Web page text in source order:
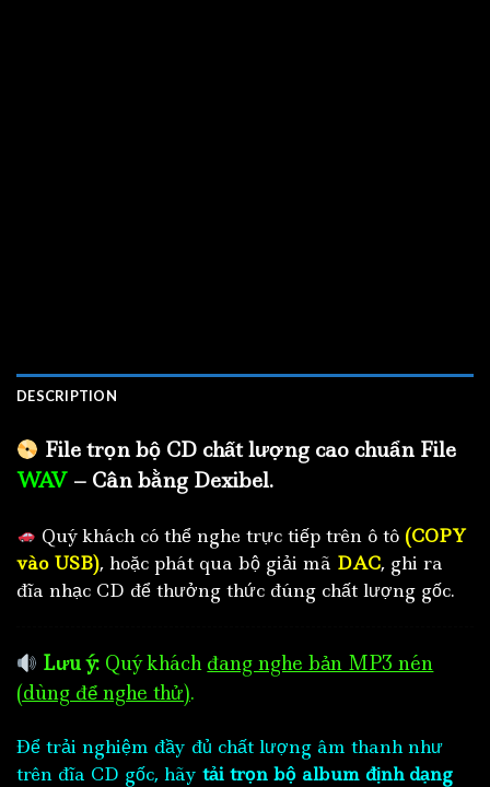
DESCRIPTION
File trọn bộ CD chất lượng cao chuẩn File
WAV – Cân bằng Dexibel.
Quý khách có thể nghe trực tiếp trên ô tô (COPY
vào USB), hoặc phát qua bộ giải mã DAC, ghi ra
đĩa nhạc CD để thưởng thức đúng chất lượng gốc.
Lưu ý: Quý khách đang nghe bản MP3 nén
(dùng để nghe thử).
Để trải nghiệm đầy đủ chất lượng âm thanh như
trên đĩa CD gốc, hãy tải trọn bộ album định dạng